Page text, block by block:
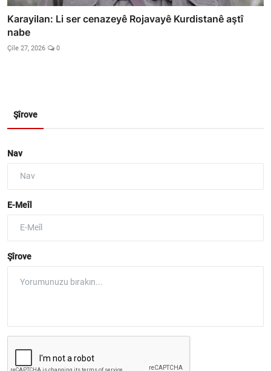
Karayilan: Li ser cenazeyê Rojavayê Kurdistanê aştî
nabe
Çile 27, 2026 0
Şîrove
Nav
E-Meîl
Şîrove